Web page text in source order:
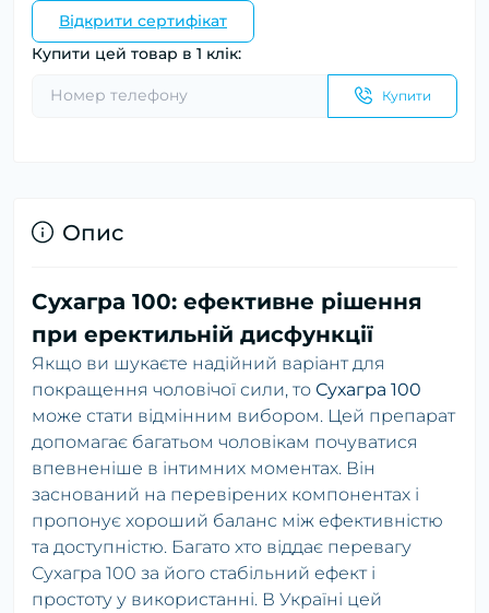
Відкрити сертифікат
Купити цей товар в 1 клік:
Купити
Опис
Сухагра 100: ефективне рішення
при еректильній дисфункції
Якщо ви шукаєте надійний варіант для
покращення чоловічої сили, то Сухагра 100
може стати відмінним вибором. Цей препарат
допомагає багатьом чоловікам почуватися
впевненіше в інтимних моментах. Він
заснований на перевірених компонентах і
пропонує хороший баланс між ефективністю
та доступністю. Багато хто віддає перевагу
Сухагра 100 за його стабільний ефект і
простоту у використанні. В Україні цей